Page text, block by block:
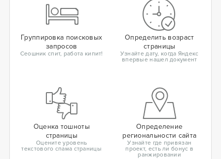
Группировка поисковых
запросов
Сеошник спит, работа кипит!
Определить возраст
страницы
Узнайте дату, когда Яндекс
впервые нашел документ
Оценка тошноты
страницы
Оцените уровень
текстового спама страницы
Определение
региональности сайта
Узнайте где привязан
проект, есть ли бонус в
ранжировании